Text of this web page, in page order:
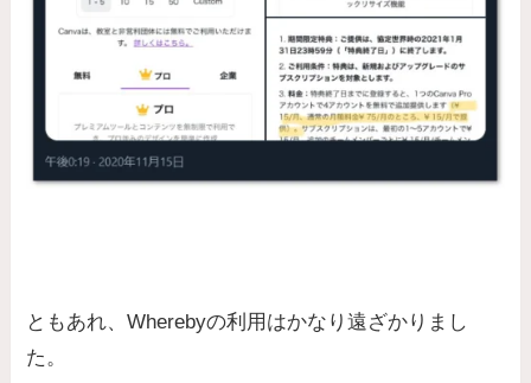
ともあれ、Wherebyの利用はかなり遠ざかりまし
た。